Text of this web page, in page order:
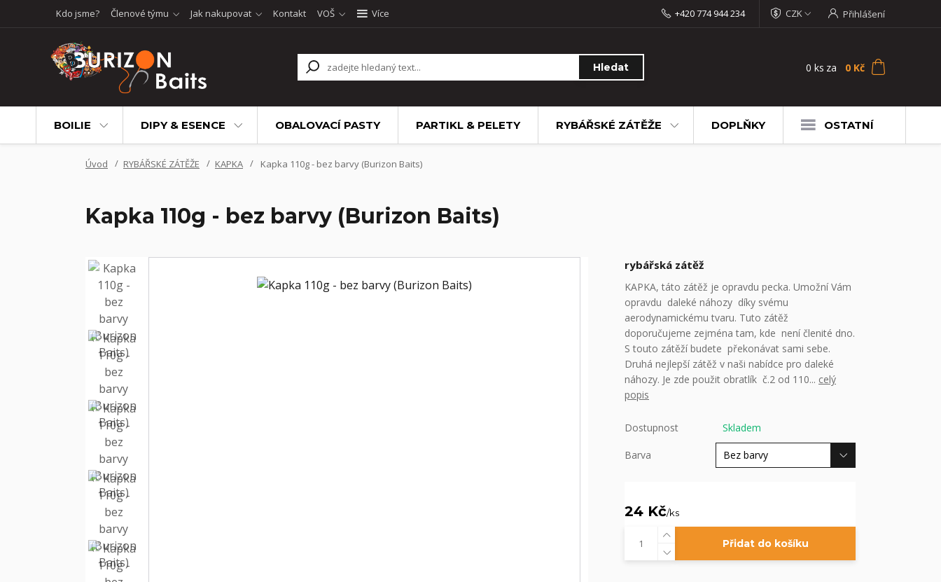
Kdo jsme? Členové týmu Jak nakupovat Kontakt VOŠ Více CZK Přihlášení
Hledat
+420 774 944 234
0 ks za 0 Kč
BOILIE DIPY & ESENCE OBALOVACÍ PASTY PARTIKL & PELETY RYBÁŘSKÉ ZÁTĚŽE DOPLŇKY OSTATNÍ
Úvod RYBÁŘSKÉ ZÁTĚŽE KAPKA Kapka 110g - bez barvy (Burizon Baits)
Kapka 110g - bez barvy (Burizon Baits)
rybářská zátěž
KAPKA, táto zátěž je opravdu pecka. Umožní Vám
opravdu daleké náhozy díky svému
aerodynamickému tvaru. Tuto zátěž
doporučujeme zejména tam, kde není členité dno.
S touto zátěží budete překonávat sami sebe.
Druhá nejlepší zátěž v naši nabídce pro daleké
náhozy. Je zde použit obratlík č.2 od 110... celý
popis
Dostupnost Skladem
Barva
24 Kč/ks
Přidat do košíku